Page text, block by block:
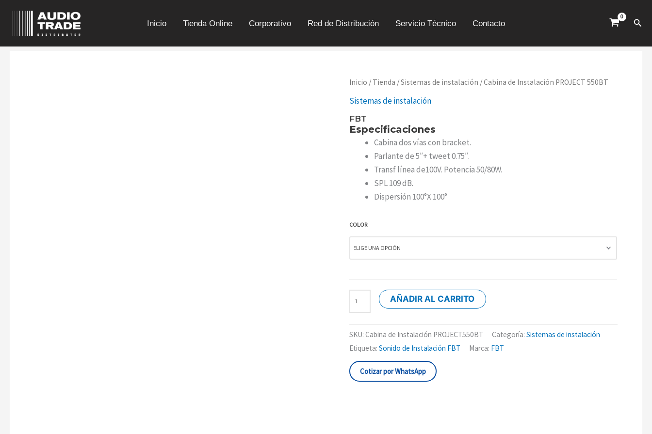
contenido
Inicio Tienda Online Corporativo Red de Distribución Servicio Técnico Contacto
Inicio / Tienda /Sistemas de instalación / Cabina de Instalación PROJECT 550BT
Sistemas de instalación
FBT
Especificaciones
Cabina dos vías con bracket.
Parlante de 5″+ tweet 0.75″.
Transf línea de100V. Potencia 50/80W.
SPL 109 dB.
Dispersión 100°X 100°
COLOR
CABINA
INSTALACIÓN
550BT
CANTIDAD
AÑADIR AL CARRITO
SKU:Cabina de Instalación PROJECT550BT Categoría:Sistemas de instalación
Etiqueta:Sonido de Instalación FBT Marca: FBT
Cotizar por WhatsApp